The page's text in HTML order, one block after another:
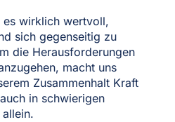
es wirklich wertvoll,
sich gegenseitig zu
die Herausforderungen
macht uns
Zusammenhalt Kraft
in schwierigen